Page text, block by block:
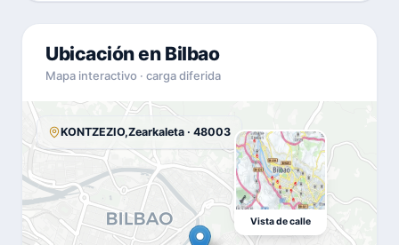
Ubicación en Bilbao
Mapa interactivo · carga diferida
KONTZEZIO,Zearkaleta · 48003
Vista de calle